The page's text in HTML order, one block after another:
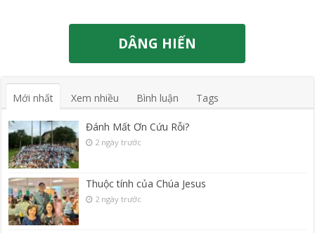
DÂNG HIẾN
Mới nhất Xem nhiều Bình luận Tags
Đánh Mất Ơn Cứu Rỗi?
2 ngày trước
Thuộc tính của Chúa Jesus
2 ngày trước